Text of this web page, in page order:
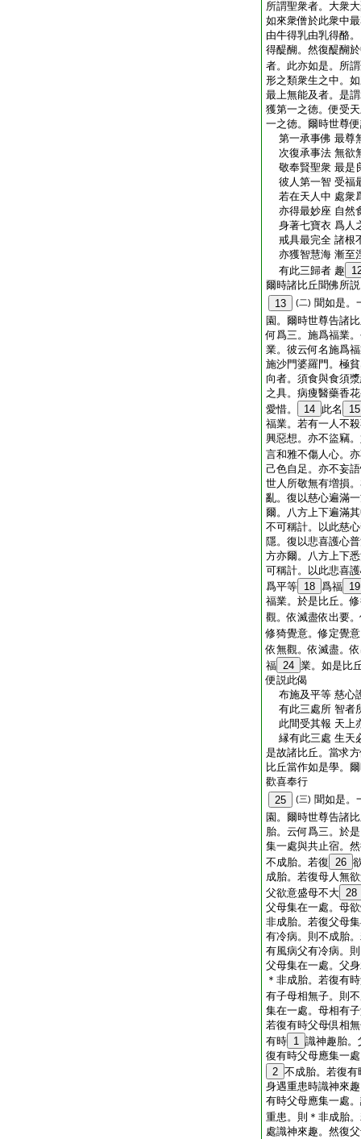
所謂聖衆者。大衆
如來衆僧於此衆中
由牛得乳由乳得酪
得醍醐。然復醍醐
者。此亦如是。所
形之類衆生之中。
最上無能及者。是
獲第一之徳。便受
一之徳。爾時世尊
第一承事佛 最尊
次復承事法 無欲
敬奉賢聖衆 最是
彼人第一智 受福
若在天人中 處衆
亦得最妙座 自然
身著七寶衣 爲人
戒具最完全 諸根
亦獲智慧海 漸至
有此三歸者 趣
爾時諸比丘聞佛所
13
(二) 聞如是。
園。爾時世尊告諸
何爲三。施爲福業
業。彼云何名施爲
施沙門婆羅門。極
向者。須食與食須
之具。病痩醫藥香
愛惜。
14 此名
15
福業。若有一人不
興惡想。亦不盜竊
言和雅不傷人心。
己色自足。亦不妄
世人所敬無有増損
亂。復以慈心遍滿
爾。八方上下遍滿
不可稱計。以此慈
隱。復以悲喜護心
方亦爾。八方上下
可稱計。以此悲喜
爲平等 18 爲福 19
福業。於是比丘。
觀。依滅盡依出要
修猗覺意。修定覺
依無觀。依滅盡。
福 24 業。如是比
便説此偈
布施及平等 慈心
有此三處所 智者
此間受其報 天上
縁有此三處 生天
是故諸比丘。當求
比丘當作如是學。
歡喜奉行
25
(三) 聞如是。
園。爾時世尊告諸
胎。云何爲三。於
集一處與共止宿。
不成胎。若復 26
成胎。若復母人無
父欲意盛母不大 28
父母集在一處。母
非成胎。若復父母
有冷病。則不成胎
有風病父有冷病。
父母集在一處。父
＊非成胎。若復有
有子母相無子。則
集在一處。母相有
若復有時父母倶相
有時 1 識神趣胎。
復有時父母應集一
2 不成胎。若復
身遇重患時識神來
有時父母應集一處
重患。則＊非成胎
處識神來趣。然復